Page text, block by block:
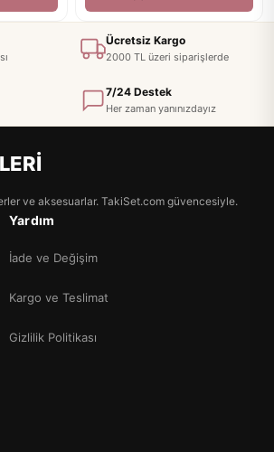
Ücretsiz Kargo
2000 TL üzeri siparişlerde
7/24 Destek
Her zaman yanınızdayız
ve aksesuarlar. TakiSet.com güvencesiyle.
Yardım
İade ve Değişim
Kargo ve Teslimat
Gizlilik Politikası